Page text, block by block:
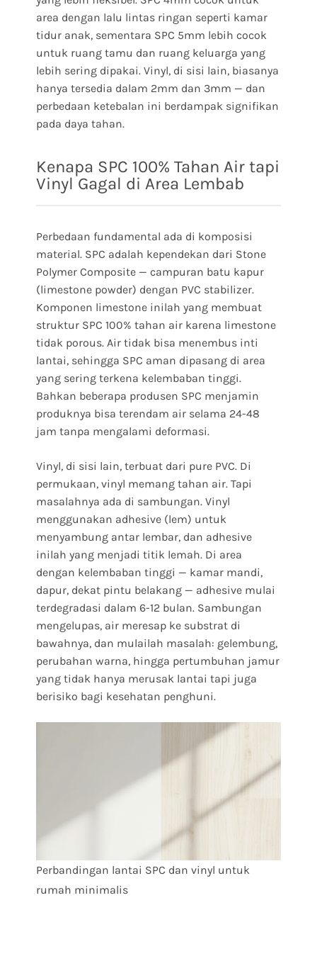
area dengan lalu lintas ringan seperti kamar
tidur anak, sementara SPC 5mm lebih cocok
untuk ruang tamu dan ruang keluarga yang
lebih sering dipakai. Vinyl, di sisi lain, biasanya
hanya tersedia dalam 2mm dan 3mm — dan
perbedaan ketebalan ini berdampak signifikan
pada daya tahan.
Kenapa SPC 100% Tahan Air tapi
Vinyl Gagal di Area Lembab
Perbedaan fundamental ada di komposisi
material. SPC adalah kependekan dari Stone
Polymer Composite — campuran batu kapur
(limestone powder) dengan PVC stabilizer.
Komponen limestone inilah yang membuat
struktur SPC 100% tahan air karena limestone
tidak porous. Air tidak bisa menembus inti
lantai, sehingga SPC aman dipasang di area
yang sering terkena kelembaban tinggi.
Bahkan beberapa produsen SPC menjamin
produknya bisa terendam air selama 24-48
jam tanpa mengalami deformasi.
Vinyl, di sisi lain, terbuat dari pure PVC. Di
permukaan, vinyl memang tahan air. Tapi
masalahnya ada di sambungan. Vinyl
menggunakan adhesive (lem) untuk
menyambung antar lembar, dan adhesive
inilah yang menjadi titik lemah. Di area
dengan kelembaban tinggi — kamar mandi,
dapur, dekat pintu belakang — adhesive mulai
terdegradasi dalam 6-12 bulan. Sambungan
mengelupas, air meresap ke substrat di
bawahnya, dan mulailah masalah: gelembung,
perubahan warna, hingga pertumbuhan jamur
yang tidak hanya merusak lantai tapi juga
berisiko bagi kesehatan penghuni.
Perbandingan lantai SPC dan vinyl untuk
rumah minimalis